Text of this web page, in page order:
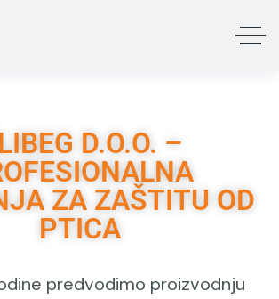
D.O.O. –
ZA ZAŠTITU OD
PTICA
predvodimo proizvodnju